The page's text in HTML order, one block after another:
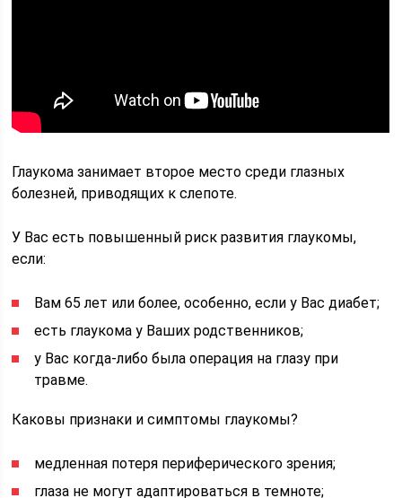
Глаукома занимает второе место среди глазных
болезней, приводящих к слепоте.
У Вас есть повышенный риск развития глаукомы,
если:
Вам 65 лет или более, особенно, если у Вас диабет;
есть глаукома у Ваших родственников;
у Вас когда-либо была операция на глазу при
травме.
Каковы признаки и симптомы глаукомы?
медленная потеря периферического зрения;
глаза не могут адаптироваться в темноте;